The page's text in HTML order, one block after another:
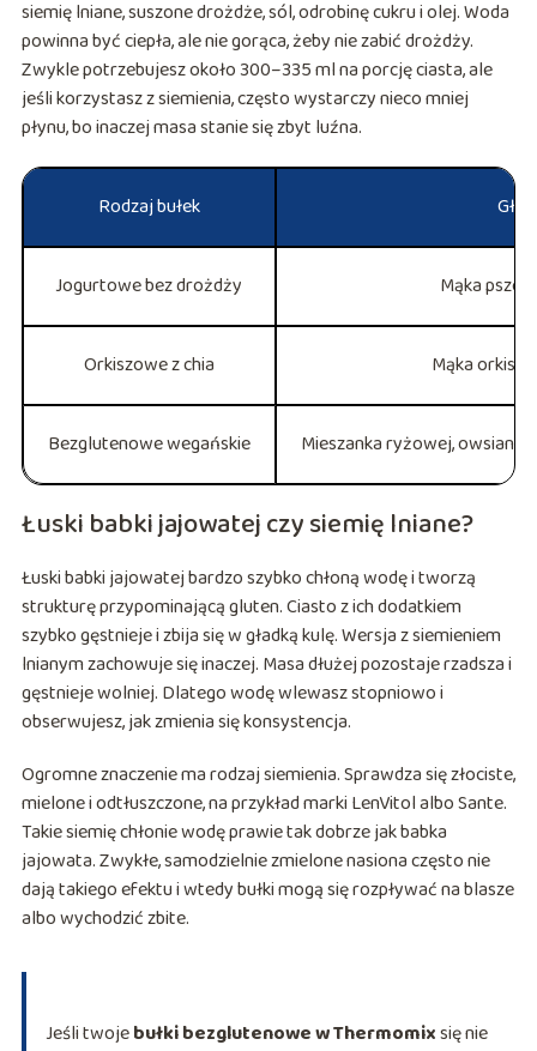
siemię lniane, suszone drożdże, sól, odrobinę cukru i olej. Woda
powinna być ciepła, ale nie gorąca, żeby nie zabić drożdży.
Zwykle potrzebujesz około 300–335 ml na porcję ciasta, ale
jeśli korzystasz z siemienia, często wystarczy nieco mniej
płynu, bo inaczej masa stanie się zbyt luźna.
Rodzaj bułek
Jogurtowe bez drożdży Mąka
Orkiszowe z chia Mąka
Bezglutenowe wegańskie Mieszanka ryżowej,
Łuski babki jajowatej czy siemię lniane?
Łuski babki jajowatej bardzo szybko chłoną wodę i tworzą
strukturę przypominającą gluten. Ciasto z ich dodatkiem
szybko gęstnieje i zbija się w gładką kulę. Wersja z siemieniem
lnianym zachowuje się inaczej. Masa dłużej pozostaje rzadsza i
gęstnieje wolniej. Dlatego wodę wlewasz stopniowo i
obserwujesz, jak zmienia się konsystencja.
Ogromne znaczenie ma rodzaj siemienia. Sprawdza się złociste,
mielone i odtłuszczone, na przykład marki LenVitol albo Sante.
Takie siemię chłonie wodę prawie tak dobrze jak babka
jajowata. Zwykłe, samodzielnie zmielone nasiona często nie
dają takiego efektu i wtedy bułki mogą się rozpływać na blasze
albo wychodzić zbite.
Jeśli twojebułki bezglutenowe w Thermomixsię nie